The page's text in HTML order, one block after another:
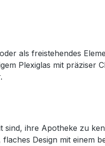
als freistehendes
Plexiglas mit präziser
ihre Apotheke zu
Design mit